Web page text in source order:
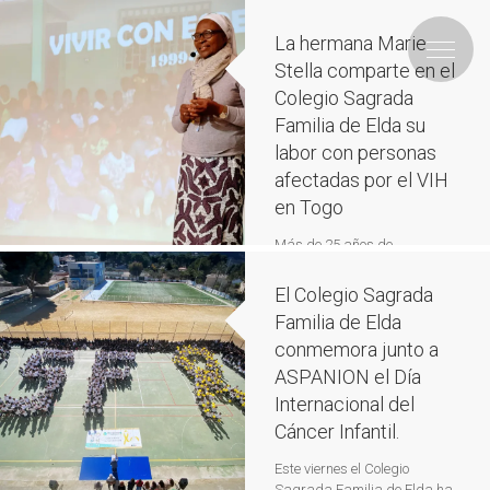
La hermana Marie
Stella comparte en el
Colegio Sagrada
Familia de Elda su
labor con personas
afectadas por el VIH
en Togo
Más de 25 años de
trayectoria de esta religiosa
hospitalaria El Colegio
Sagrada Familia de Elda
celebró el pasado 15 de abril
un encuentro muy especial con
religiosa hospitalaria nació
en Dapaong, en el norte de
al acompañamiento de
El Colegio Sagrada
Familia de Elda
conmemora junto a
ASPANION el Día
Internacional del
Cáncer Infantil.
Este viernes el Colegio